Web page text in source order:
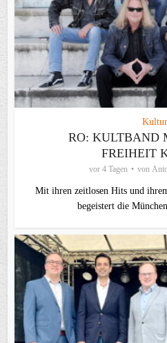
Kultur
RO: KULTBAND
FREIHEIT
vor 4 Tagen von
Mit ihren zeitlosen Hits und
begeistert die